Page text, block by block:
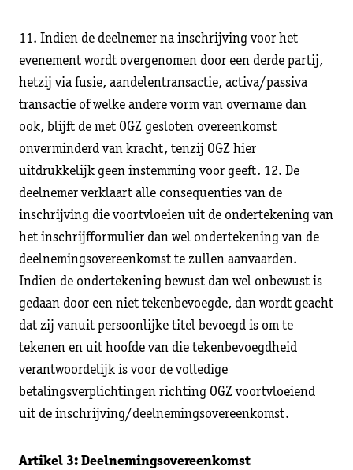
11. Indien de deelnemer na inschrijving voor het
evenement wordt overgenomen door een derde partij,
hetzij via fusie, aandelentransactie, activa/passiva
transactie of welke andere vorm van overname dan
ook, blijft de met OGZ gesloten overeenkomst
onverminderd van kracht, tenzij OGZ hier
uitdrukkelijk geen instemming voor geeft. 12. De
deelnemer verklaart alle consequenties van de
inschrijving die voortvloeien uit de ondertekening van
het inschrijfformulier dan wel ondertekening van de
deelnemingsovereenkomst te zullen aanvaarden.
Indien de ondertekening bewust dan wel onbewust is
gedaan door een niet tekenbevoegde, dan wordt geacht
dat zij vanuit persoonlijke titel bevoegd is om te
tekenen en uit hoofde van die tekenbevoegdheid
verantwoordelijk is voor de volledige
betalingsverplichtingen richting OGZ voortvloeiend
uit de inschrijving/deelnemingsovereenkomst.
Artikel 3: Deelnemingsovereenkomst